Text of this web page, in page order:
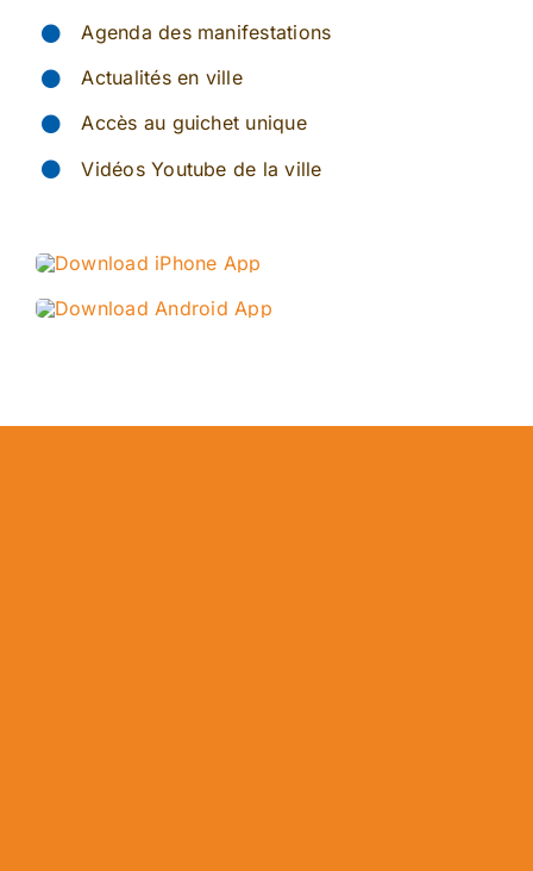
Agenda des manifestations
Actualités en ville
Accès au guichet unique
Vidéos Youtube de la ville